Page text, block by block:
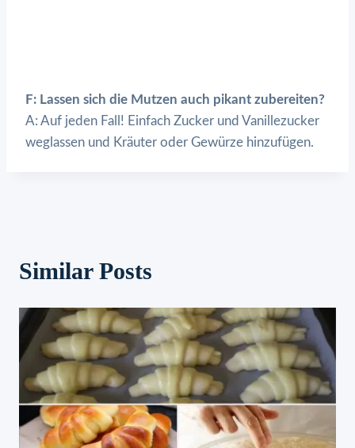
F: Lassen sich die Mutzen auch pikant zubereiten?
A: Auf jeden Fall! Einfach Zucker und Vanillezucker
weglassen und Kräuter oder Gewürze hinzufügen.
Similar Posts